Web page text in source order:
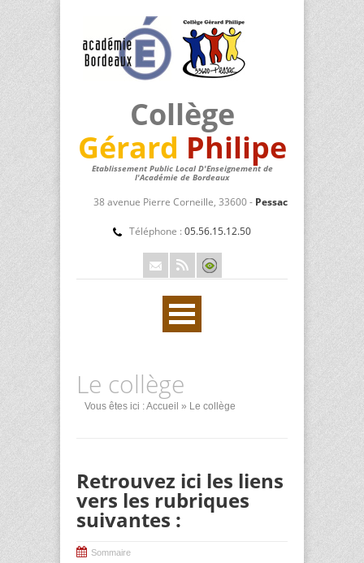
Collège
Gérard Philipe
Etablissement Public Local D'Enseignement de
l'Académie de Bordeaux
38 avenue Pierre Corneille, 33600 - Pessac
Téléphone : 05.56.15.12.50
Le collège
Vous êtes ici :Accueil » Le collège
Retrouvez ici les liens
vers les rubriques
suivantes :
Sommaire